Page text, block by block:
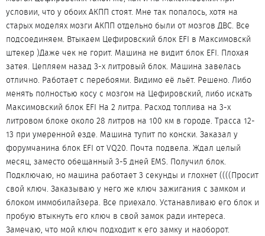
условии, что у обоих АКПП стоят. Мне так попалось, хотя на
старых моделях мозги АКПП отдельно были от мозгов ДВС. Все
подсоединяем. Втыкаем Цефировский блок EFI в Максимовскй
штекер )Даже чек не горит. Машина не видит блок EFI. Плохая
затея. Цепляем назад 3-х литровый блок. Машина завелась
отлично. Работает с перебоями. Видимо её льёт. Решено. Либо
менять полностью косу с мозгом на Цефировский, либо искать
Максимовский блок EFI На 2 литра. Расход топлива на 3-х
литровом блоке около 28 литров на 100 км в городе. Трасса 12-
13 при умеренной езде. Машина тупит по конски. Заказал у
форумчанина блок EFI от VQ20. Почта подвела. Ждал целый
месяц, заместо обещанный 3-5 дней EMS. Получил блок.
Подключаю, но машина работает 3 секунды и глохнет ((((Просит
свой ключ. Заказываю у него же ключ зажигания с замком и
блоком иммобилайзера. Все приехало. Устанавливаю его блок и
пробую втыкнуть его ключ в свой замок ради интереса.
Замечаю, что мой ключ подходит к его замку и наоборот.